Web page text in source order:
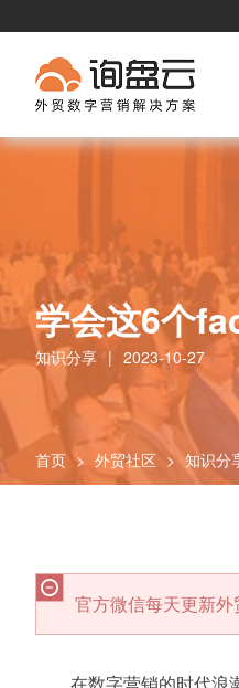
学会这6个
知识分享 | 2023-10-27
首页 > 外贸社区 > 知识分
官方微信每天更新外